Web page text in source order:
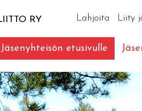
RY Lahjoita Liity
Jäsenyhteisön etusivulle